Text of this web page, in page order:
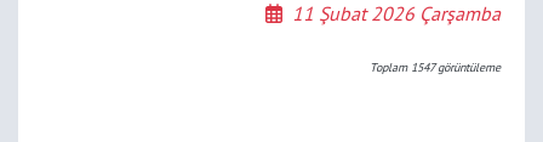
11 Şubat 2026 Çarşamba
Toplam 1547görüntüleme